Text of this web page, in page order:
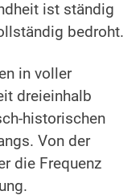
ist ständig
bedroht.
in voller
dreieinhalb
historischen
Von der
die Frequenz